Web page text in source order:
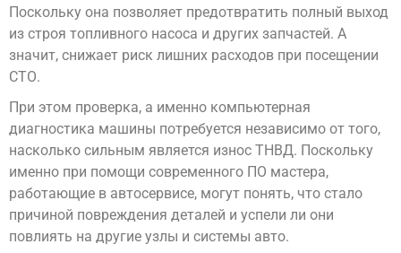
Поскольку она позволяет предотвратить полный выход
из строя топливного насоса и других запчастей. А
значит, снижает риск лишних расходов при посещении
СТО.
При этом проверка, а именно компьютерная
диагностика машины потребуется независимо от того,
насколько сильным является износ ТНВД. Поскольку
именно при помощи современного ПО мастера,
работающие в автосервисе, могут понять, что стало
причиной повреждения деталей и успели ли они
повлиять на другие узлы и системы авто.